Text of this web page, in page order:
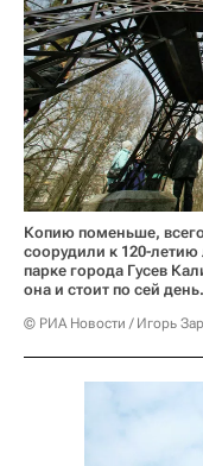
Копию поменьше,
соорудили к 120-
парке города Гусев
она и стоит по сей день.
© РИА Новости / Игорь